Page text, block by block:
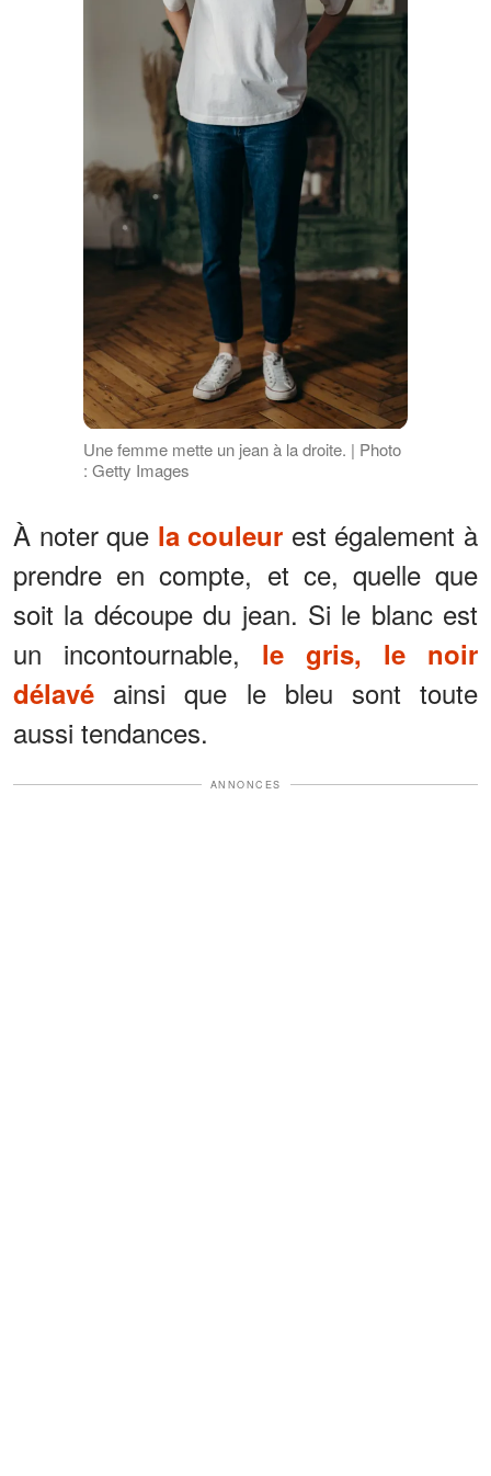
Une femme mette un jean à la droite. | Photo
: Getty Images
À noter que la couleur est également à
prendre en compte, et ce, quelle que
soit la découpe du jean. Si le blanc est
un incontournable, le gris, le noir
délavé ainsi que le bleu sont toute
aussi tendances.
ANNONCES